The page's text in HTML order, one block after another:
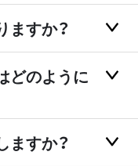
ますか？
どのように
ますか？